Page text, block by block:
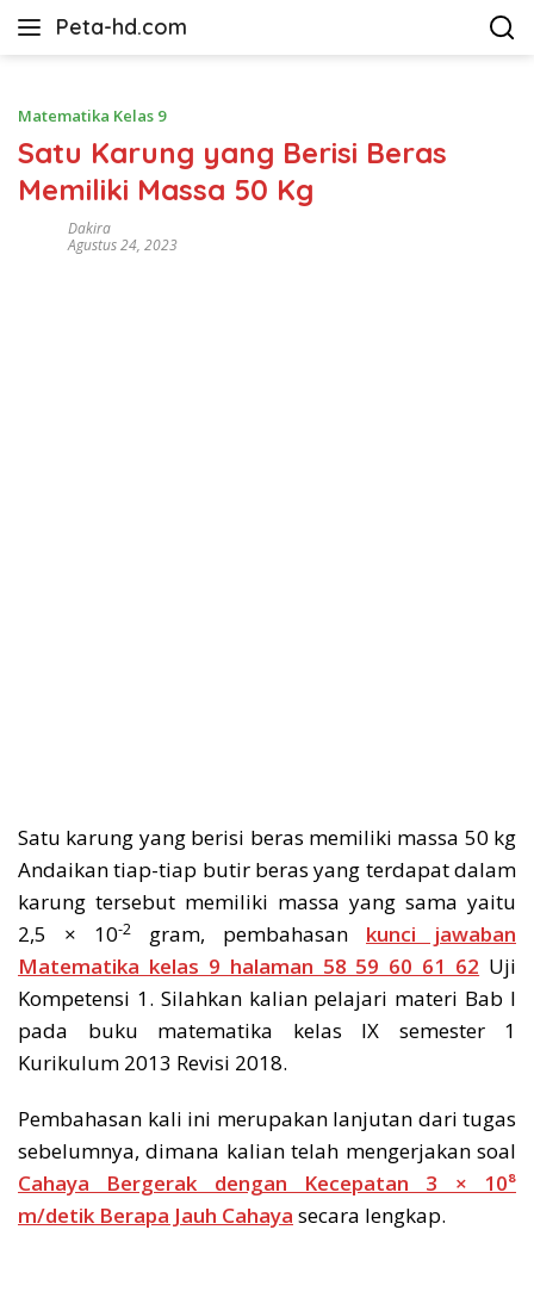
Peta-hd.com
Kumpulan
HD
Matematika Kelas 9
Satu Karung yang Berisi Beras
Memiliki Massa 50 Kg
Dakira
Agustus 24, 2023
Satu karung yang berisi beras memiliki massa 50 kg
Andaikan tiap-tiap butir beras yang terdapat dalam
karung tersebut memiliki massa yang sama yaitu
2,5 × 10-2 gram, pembahasan kunci jawaban
Matematika kelas 9 halaman 58 59 60 61 62 Uji
Kompetensi 1. Silahkan kalian pelajari materi Bab I
pada buku matematika kelas IX semester 1
Kurikulum 2013 Revisi 2018.
Pembahasan kali ini merupakan lanjutan dari tugas
sebelumnya, dimana kalian telah mengerjakan soal
Cahaya Bergerak dengan Kecepatan 3 × 10⁸
m/detik Berapa Jauh Cahaya secara lengkap.